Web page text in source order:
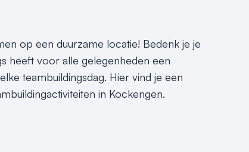
op een duurzame locatie! Bedenk je je
heeft voor alle gelegenheden een
teambuildingsdag. Hier vind je een
in Kockengen.